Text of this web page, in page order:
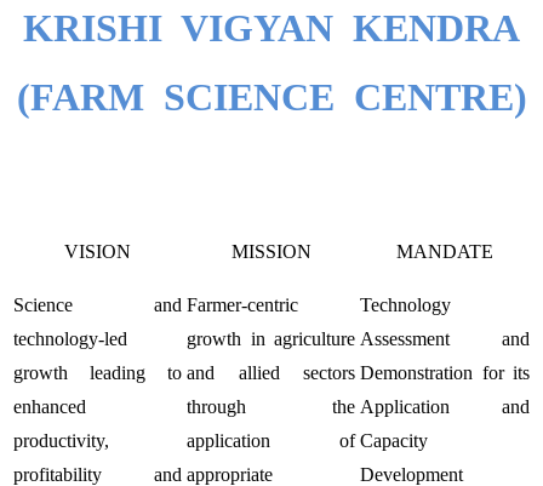
KRISHI VIGYAN KENDRA
(FARM SCIENCE CENTRE)
VISION
Science and
technology-led
growth leading to
enhanced
productivity,
profitability and
MISSION
Farmer-centric
growth in agriculture
and allied sectors
through the
application of
appropriate
MANDATE
Technology
Assessment and
Demonstration for its
Application and
Capacity
Development